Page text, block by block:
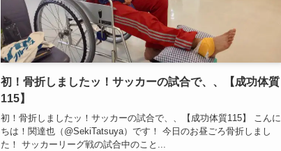
初！骨折しましたッ！サッカーの試合で、、【成功体質
115】
初！骨折しましたッ！サッカーの試合で、、【成功体質115】 こんに
ちは！関達也（@SekiTatsuya）です！ 今日のお昼ごろ骨折しまし
た！ サッカーリーグ戦の試合中のこと...